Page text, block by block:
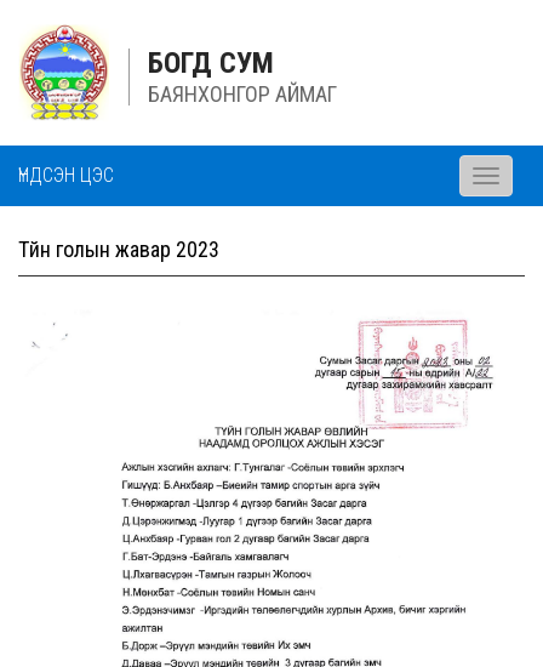
БОГД СУМ
БАЯНХОНГОР АЙМАГ
ҮНДСЭН ЦЭС
Toggle
Түйн голын жавар 2023